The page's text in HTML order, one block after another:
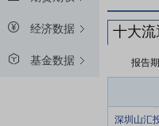
经济数据
基金数据
十大
报告期
深圳山汇